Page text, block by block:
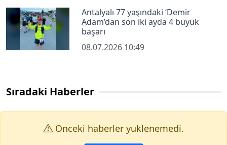
Antalyalı 77 yaşındaki ‘Demir
Adam’dan son iki ayda 4 büyük
başarı
08.07.2026 10:49
Sıradaki Haberler
Onceki haberler yuklenemedi.